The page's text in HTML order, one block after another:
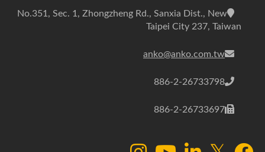
No.351, Sec. 1, Zhongzheng Rd., Sanxia Dist., New
Taipei City 237, Taiwan
anko@anko.com.tw
886-2-26733798
886-2-26733697